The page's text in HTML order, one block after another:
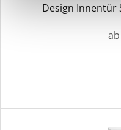
Design Innentür